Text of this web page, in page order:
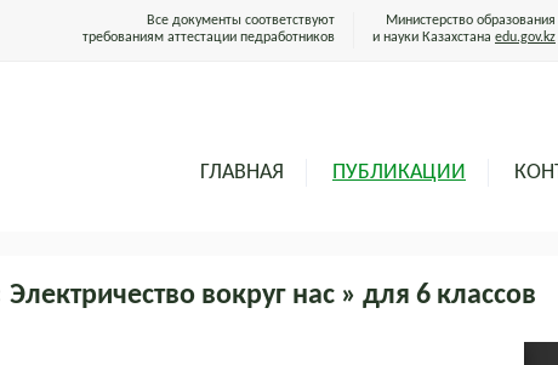
Все документы соответствуют
требованиям аттестации педработников
Министерство образования
и науки Казахстана edu.gov.kz
ГЛАВНАЯ ПУБЛИКАЦИИ
вокруг нас » для 6 классов